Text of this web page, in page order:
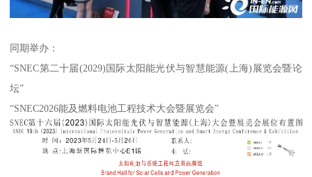
同期举办：
“SNEC第二十届(2029)国际太阳能光伏与智慧能源(上海)展览会暨论
坛”
“SNEC2026能及燃料电池工程技术大会暨展览会”